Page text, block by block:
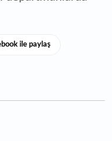
ile paylaş